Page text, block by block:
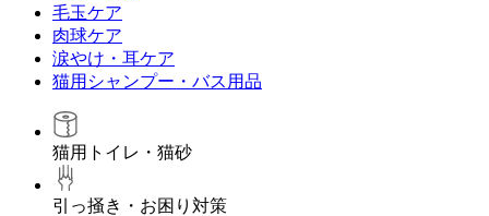
毛玉ケア
肉球ケア
涙やけ・耳ケア
猫用シャンプー・バス用品
猫用トイレ・猫砂
引っ掻き・お困り対策